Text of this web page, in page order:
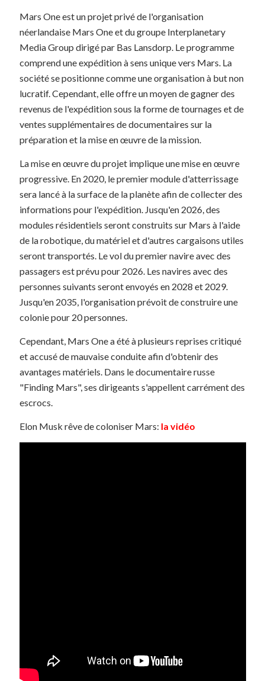
Mars One est un projet privé de l'organisation
néerlandaise Mars One et du groupe Interplanetary
Media Group dirigé par Bas Lansdorp. Le programme
comprend une expédition à sens unique vers Mars. La
société se positionne comme une organisation à but non
lucratif. Cependant, elle offre un moyen de gagner des
revenus de l'expédition sous la forme de tournages et de
ventes supplémentaires de documentaires sur la
préparation et la mise en œuvre de la mission.
La mise en œuvre du projet implique une mise en œuvre
progressive. En 2020, le premier module d'atterrissage
sera lancé à la surface de la planète afin de collecter des
informations pour l'expédition. Jusqu'en 2026, des
modules résidentiels seront construits sur Mars à l'aide
de la robotique, du matériel et d'autres cargaisons utiles
seront transportés. Le vol du premier navire avec des
passagers est prévu pour 2026. Les navires avec des
personnes suivants seront envoyés en 2028 et 2029.
Jusqu'en 2035, l'organisation prévoit de construire une
colonie pour 20 personnes.
Cependant, Mars One a été à plusieurs reprises critiqué
et accusé de mauvaise conduite afin d'obtenir des
avantages matériels. Dans le documentaire russe
"Finding Mars", ses dirigeants s'appellent carrément des
escrocs.
Elon Musk rêve de coloniser Mars: la vidéo